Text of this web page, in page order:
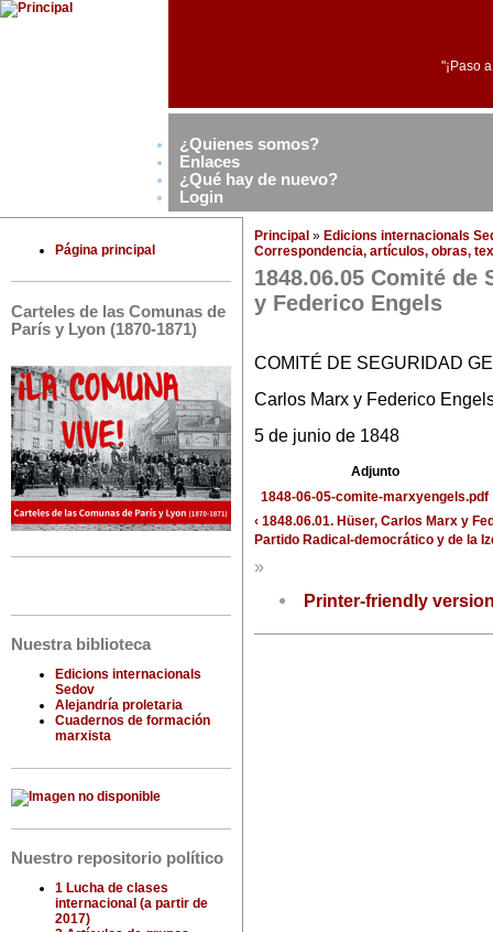
"¡Paso
¿Quienes somos?
Enlaces
¿Qué hay de nuevo?
Login
Página principal
Carteles de las Comunas de
París y Lyon (1870-1871)
Nuestra biblioteca
Edicions internacionals
Sedov
Alejandría proletaria
Cuadernos de formación
marxista
Nuestro repositorio político
1 Lucha de clases
internacional (a partir de
2017)
Principal » Edicions internacionals
Correspondencia, artículos, obras,
1848.06.05 Comité de
y Federico Engels
COMITÉ DE SEGURIDAD
Carlos Marx y Federico
5 de junio de 1848
Adjunto
1848-06-05-comite-marxyengels.pdf
‹ 1848.06.01. Hüser, Carlos Marx y
Partido Radical-democrático y de la
»
Printer-friendly